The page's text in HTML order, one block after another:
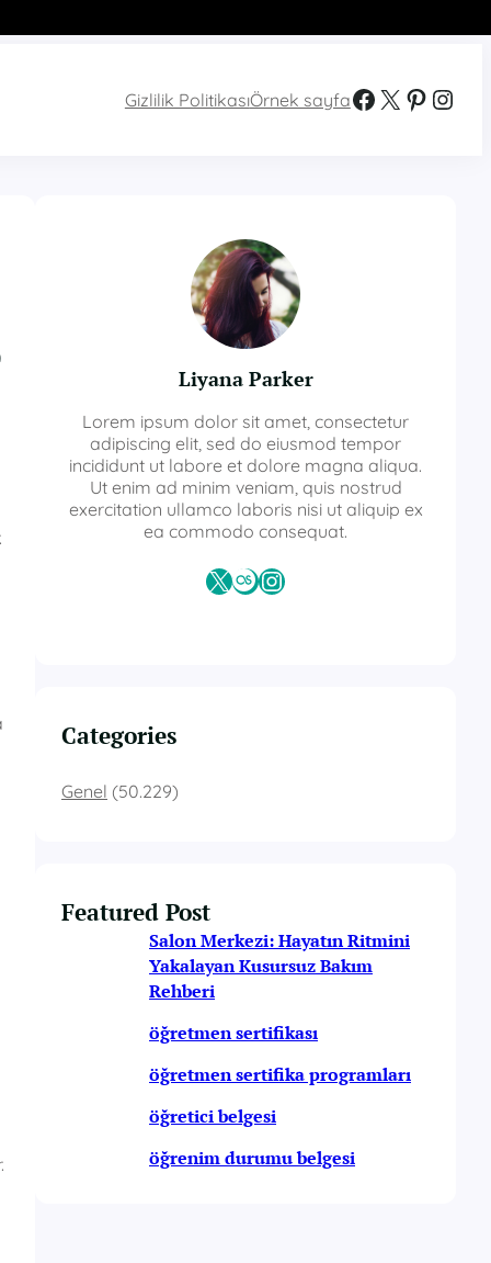
Gizlilik PolitikasıÖrnek sayfaFacebook X Pinterest Instagram
Liyana Parker
Lorem ipsum dolor sit amet, consectetur
adipiscing elit, sed do eiusmod tempor
incididunt ut labore et dolore magna aliqua.
Ut enim ad minim veniam, quis nostrud
exercitation ullamco laboris nisi ut aliquip ex
ea commodo consequat.
X Last.fmInstagram
Categories
Genel (50.229)
Featured Post
Salon Merkezi: Hayatın Ritmini
Yakalayan Kusursuz Bakım
Rehberi
öğretmen sertifikası
öğretmen sertifika programları
öğretici belgesi
öğrenim durumu belgesi